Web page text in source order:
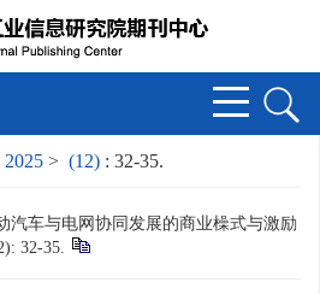
2025 > (12) : 32-35.
汽车与电网协同发展的商业橾式与激励
32-35.